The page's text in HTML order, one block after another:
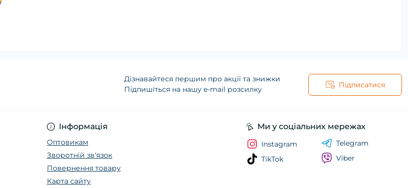
Дізнавайтеся першим про акції та знижки
Підпишіться на нашу e-mail розсилку
Підписатися
Інформація
Оптовикам
Зворотній зв'язок
Повернення товару
Карта сайту
Ми у соціальних мережах
Instagram
TikTok
Telegram
Viber